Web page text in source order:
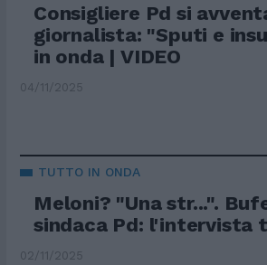
Consigliere Pd si
giornalista: "Sputi e
in onda | VIDEO
04/11/2025
TUTTO IN ONDA
Meloni? "Una str...".
sindaca Pd: l'intervista
02/11/2025